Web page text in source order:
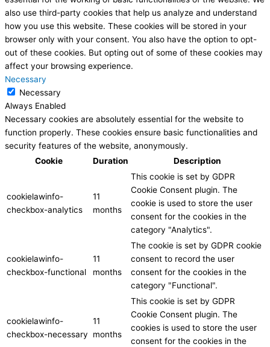
also use third-party cookies that help us analyze and understand
how you use this website. These cookies will be stored in your
browser only with your consent. You also have the option to opt-
out of these cookies. But opting out of some of these cookies may
affect your browsing experience.
Necessary
Necessary
Always Enabled
Necessary cookies are absolutely essential for the website to
function properly. These cookies ensure basic functionalities and
security features of the website, anonymously.
Cookie
Duration Description
cookielawinfo-
checkbox-analytics
11
months
This cookie is set by GDPR
Cookie Consent plugin. The
cookie is used to store the user
consent for the cookies in the
category "Analytics".
cookielawinfo-
checkbox-functional
11
months
The cookie is set by GDPR cookie
consent to record the user
consent for the cookies in the
category "Functional".
cookielawinfo-
checkbox-necessary
11
months
This cookie is set by GDPR
Cookie Consent plugin. The
cookies is used to store the user
consent for the cookies in the